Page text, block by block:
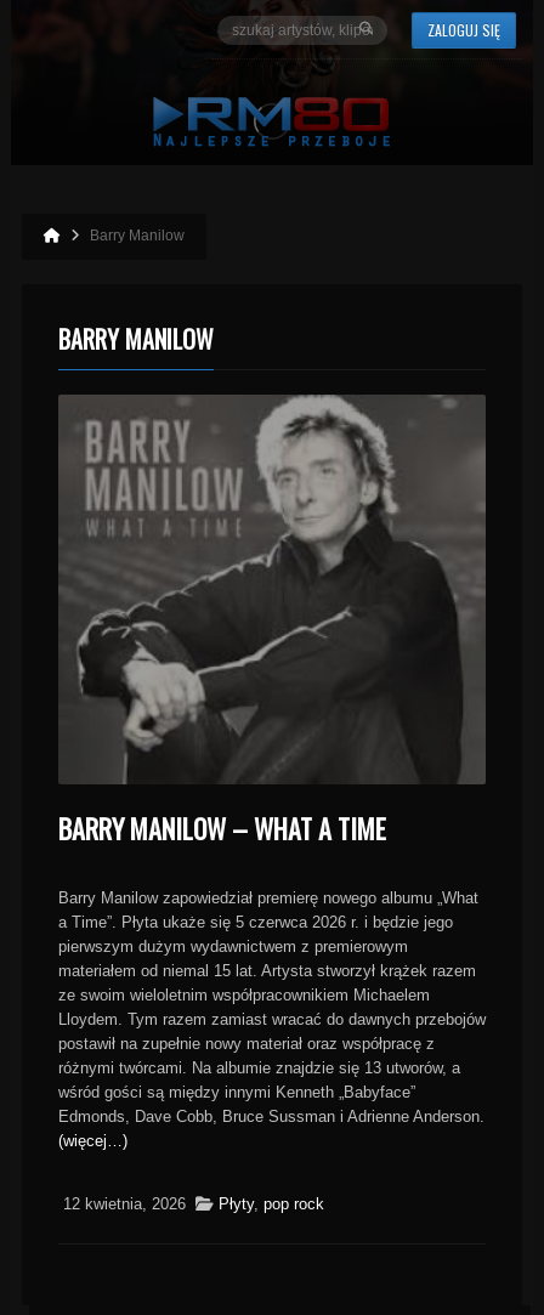
ZALOGUJ SIĘ
Barry Manilow
BARRY MANILOW
BARRY MANILOW – WHAT A TIME
Barry Manilow zapowiedział premierę nowego albumu „What
a Time”. Płyta ukaże się 5 czerwca 2026 r. i będzie jego
pierwszym dużym wydawnictwem z premierowym
materiałem od niemal 15 lat. Artysta stworzył krążek razem
ze swoim wieloletnim współpracownikiem Michaelem
Lloydem. Tym razem zamiast wracać do dawnych przebojów
postawił na zupełnie nowy materiał oraz współpracę z
różnymi twórcami. Na albumie znajdzie się 13 utworów, a
wśród gości są między innymi Kenneth „Babyface”
Edmonds, Dave Cobb, Bruce Sussman i Adrienne Anderson.
(więcej…)
12 kwietnia, 2026 Płyty, pop rock